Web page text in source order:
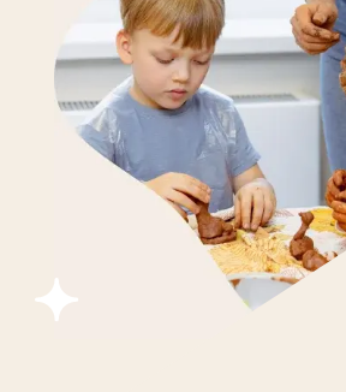
ОСТАВИТЬ ЗАЯВКУ
КОНСУЛЬТАЦИЯ